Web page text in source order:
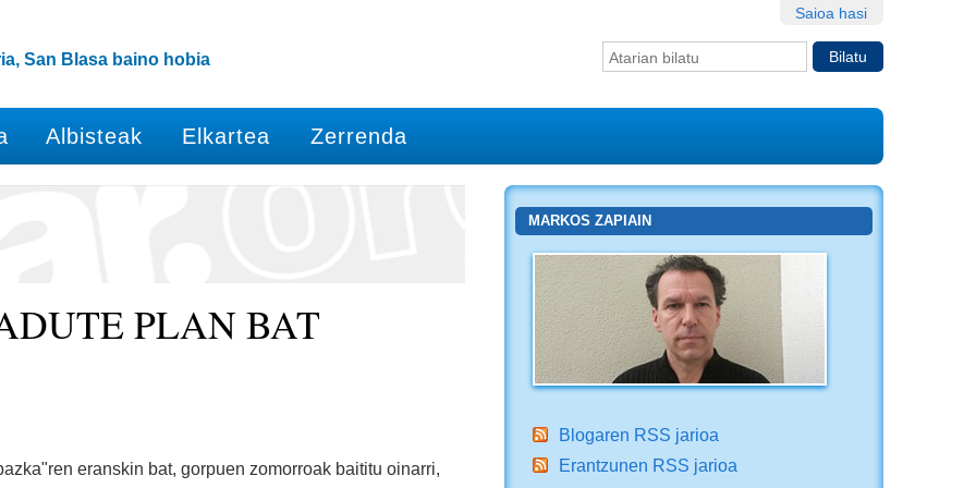
Saioa hasi
Bilatu atarian
San Blasa baino hobia
Albisteak Elkartea Zerrenda
PLAN BAT
eranskin bat, gorpuen zomorroak baititu oinarri,
MARKOS ZAPIAIN
Blogaren RSS jarioa
Erantzunen RSS jarioa